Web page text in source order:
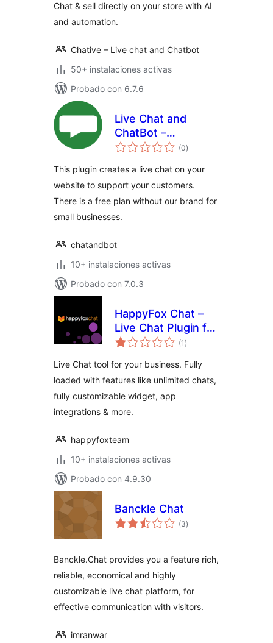
Chat & sell directly on your store with AI
and automation.
Chative – Live chat and Chatbot
50+ instalaciones activas
Probado con 6.7.6
Live Chat and
ChatBot –
ChatAndBot (0valoraciones
en
)
This plugin creates a live chat on your
website to support your customers.
There is a free plan without our brand for
small businesses.
chatandbot
10+ instalaciones activas
Probado con 7.0.3
HappyFox Chat –
Live Chat Plugin for
WooCommerce
(1 valoraciones
en
)
Live Chat tool for your business. Fully
loaded with features like unlimited chats,
fully customizable widget, app
integrations & more.
happyfoxteam
10+ instalaciones activas
Probado con 4.9.30
Banckle Chat
(3valoraciones
en
)
Banckle.Chat provides you a feature rich,
reliable, economical and highly
customizable live chat platform, for
effective communication with visitors.
imranwar